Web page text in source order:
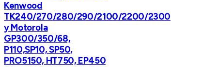
Kenwood
TK240/270/280/290/2100/2200/2300
y Motorola
GP300/350/68,
P110,SP10, SP50,
PRO5150, HT750, EP450